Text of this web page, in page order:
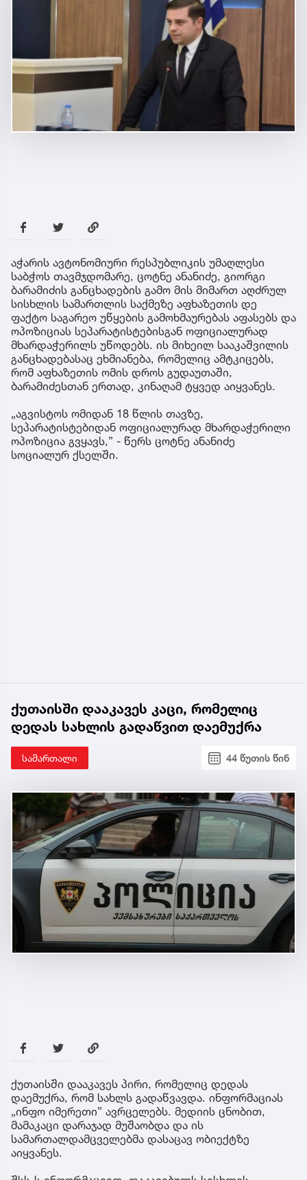
აჭარის ავტონომიური რესპუბლიკის უმაღლესი
საბჭოს თავმჯდომარე, ცოტნე ანანიძე, გიორგი
ბარამიძის განცხადების გამო მის მიმართ აღძრულ
სისხლის სამართლის საქმეზე აფხაზეთის დე
ფაქტო საგარეო უწყების გამოხმაურებას აფასებს და
ოპოზიციას სეპარატისტებისგან ოფიციალურად
მხარდაჭერილს უწოდებს. ის მიხეილ სააკაშვილის
განცხადებასაც ეხმიანება, რომელიც ამტკიცებს,
რომ აფხაზეთის ომის დროს გუდაუთაში,
ბარამიძესთან ერთად, კინაღამ ტყვედ აიყვანეს.
„აგვისტოს ომიდან 18 წლის თავზე,
სეპარატისტებიდან ოფიციალურად მხარდაჭერილი
ოპოზიცია გვყავს,” - წერს ცოტნე ანანიძე
სოციალურ ქსელში.
ქუთაისში დააკავეს კაცი, რომელიც
დედას სახლის გადაწვით დაემუქრა
სამართალი 44 წუთის წინ
ქუთაისში დააკავეს პირი, რომელიც დედას
დაემუქრა, რომ სახლს გადაწვავდა. ინფორმაციას
„ინფო იმერეთი” ავრცელებს. მედიის ცნობით,
მამაკაცი დარაჯად მუშაობდა და ის
სამართალდამცველებმა დასაცავ ობიექტზე
აიყვანეს.